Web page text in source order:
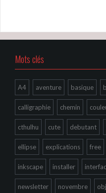
Mots clés
A4 aventure basique
calligraphie chemin
cthulhu cute debutant
ellipse explications free
inkscape installer
newsletter novembre